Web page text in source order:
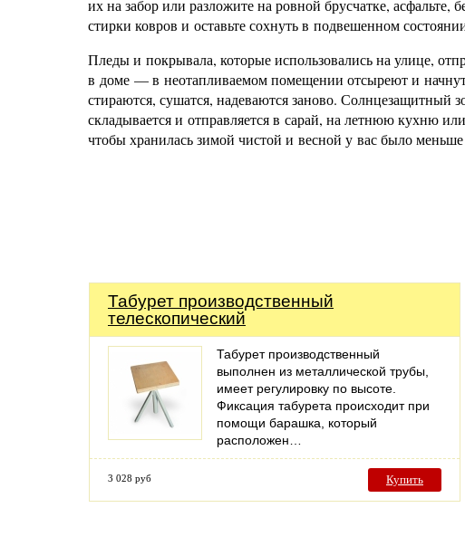
их на забор или разложите на ровной брусчатке, асфальте,
стирки ковров и оставьте сохнуть в подвешенном
Пледы и покрывала, которые использовались на улице,
в доме — в неотапливаемом помещении отсыреют и
стираются, сушатся, надеваются заново. Солнцезащитный
складывается и отправляется в сарай, на летнюю кухню
чтобы хранилась зимой чистой и весной у вас было меньше
Табурет производственный
телескопический
Табурет производственный
выполнен из металлической трубы,
имеет регулировку по высоте.
Фиксация табурета происходит при
помощи барашка, который
расположен…
3 028 руб Купить